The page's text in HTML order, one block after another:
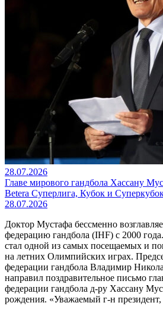
28.07.2026
Главе мирового гандбола Хассану
Betera Суперлига, Кубок и
28.07.2026
Доктор Мустафа бессменно
федерацию гандбола (IHF) с 2000
стал одной из самых посещаемых и
на летних Олимпийских играх.
федерации гандбола Владимир
направил поздравительное письмо
федерации гандбола д-ру Хассану
рождения. «Уважаемый г-н